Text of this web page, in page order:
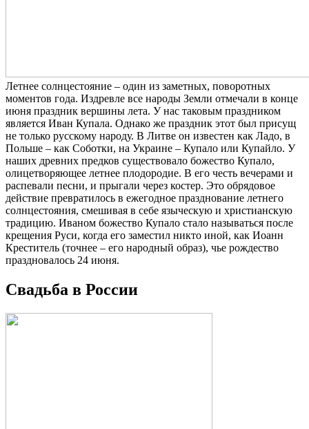
Летнее солнцестояние – один из заметных, поворотных
моментов года. Издревле все народы Земли отмечали в конце
июня праздник вершины лета. У нас таковым праздником
является Иван Купала. Однако же праздник этот был присущ
не только русскому народу. В Литве он известен как Ладо, в
Польше – как Соботки, на Украине – Купало или Купайло. У
наших древних предков существовало божество Купало,
олицетворяющее летнее плодородие. В его честь вечерами и
распевали песни, и прыгали через костер. Это обрядовое
действие превратилось в ежегодное празднование летнего
солнцестояния, смешивая в себе языческую и христианскую
традицию. Иваном божество Купало стало называться после
крещения Руси, когда его заместил никто иной, как Иоанн
Креститель (точнее – его народный образ), чье рождество
праздновалось 24 июня.
Свадьба в России